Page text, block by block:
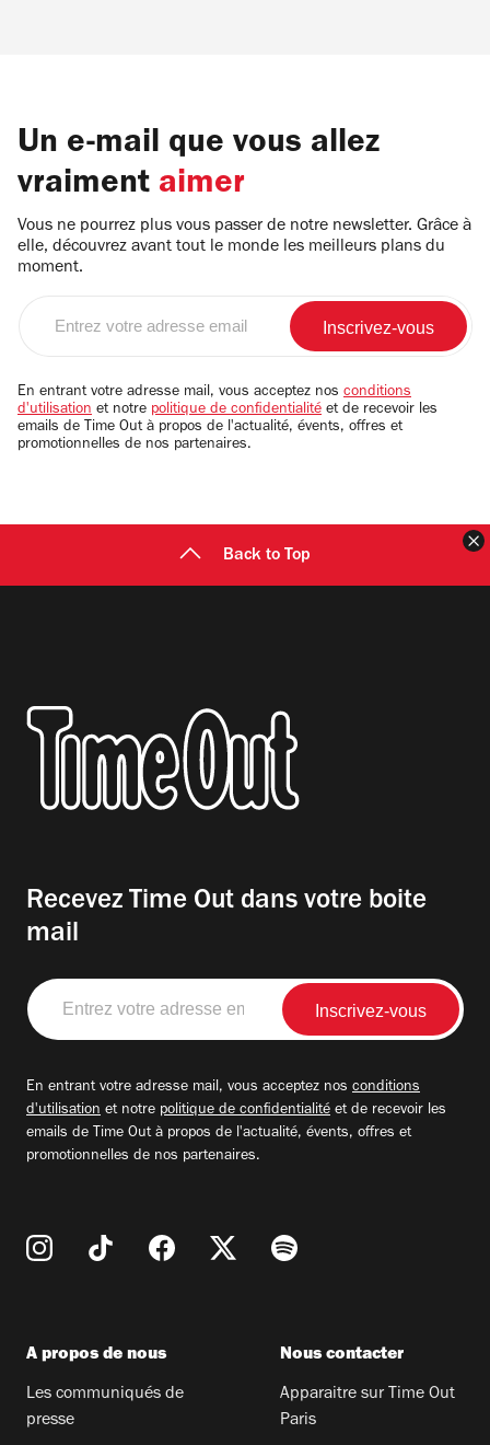
Un e-mail que vous allez
vraiment aimer
Vous ne pourrez plus vous passer de notre newsletter. Grâce à
elle, découvrez avant tout le monde les meilleurs plans du
moment.
email
En entrant votre adresse mail, vous acceptez nos conditions
d'utilisation et notre politique de confidentialité et de recevoir les
emails de Time Out à propos de l'actualité, évents, offres et
promotionnelles de nos partenaires.
Back to Top
Recevez Time Out dans votre boite
mail
Entrez
votre
adresse
En entrant votre adresse mail, vous acceptez nos conditions
d'utilisation et notre politique de confidentialité et de recevoir les
emails de Time Out à propos de l'actualité, évents, offres et
promotionnelles de nos partenaires.
A propos de nous
Les communiqués de
presse
Nous contacter
Apparaitre sur Time Out
Paris